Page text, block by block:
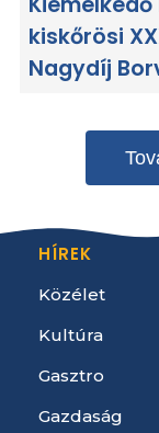
kiskőrösi
Nagydíj
HÍREK
Közélet
Kultúra
Gasztro
Gazdaság